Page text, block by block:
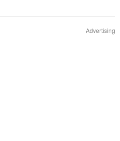
Advertising